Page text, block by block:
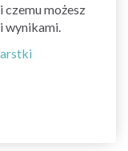
możesz
wynikami.